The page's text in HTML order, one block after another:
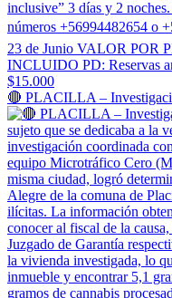
🔴 PLACILLA –